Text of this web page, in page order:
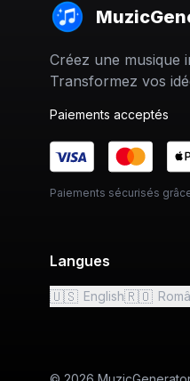
Créez une musique
Transformez vos
Paiements acceptés
Paiements sécurisés
Langues
🇺🇸 English🇷🇴